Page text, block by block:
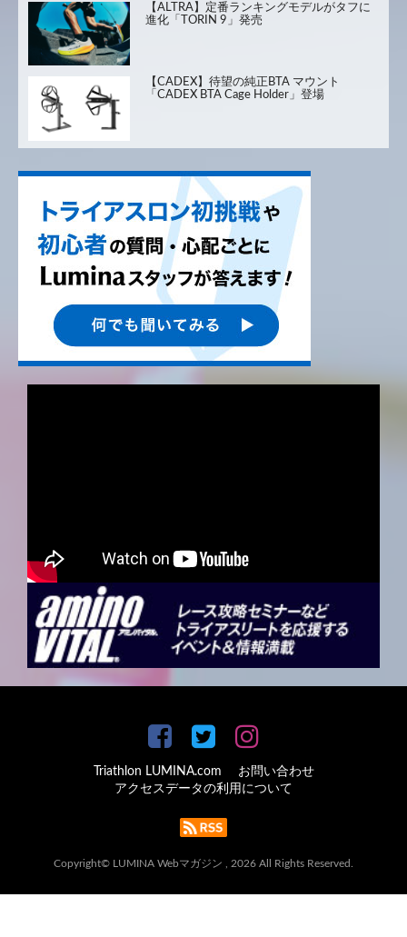
【ALTRA】定番ランキングモデルがタフに
進化「TORIN 9」発売
【CADEX】待望の純正BTA マウント
「CADEX BTA Cage Holder」登場
Triathlon LUMINA.com
お問い合わせ
アクセスデータの利用について
Copyright© LUMINA Webマガジン , 2026 All Rights Reserved.